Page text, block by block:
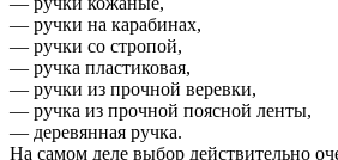
— ручки на карабинах,
— ручки со стропой,
— ручка пластиковая,
— ручки из прочной веревки,
— ручка из прочной поясной ленты,
— деревянная ручка.
На самом деле выбор действительно